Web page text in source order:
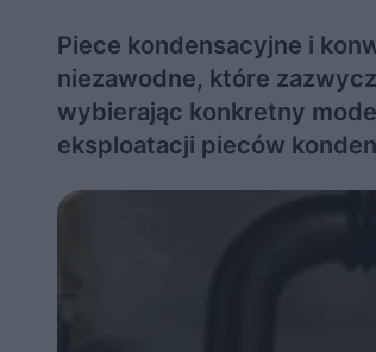
Piece kondensacyjne i
niezawodne, które
wybierając konkretny
eksploatacji pieców